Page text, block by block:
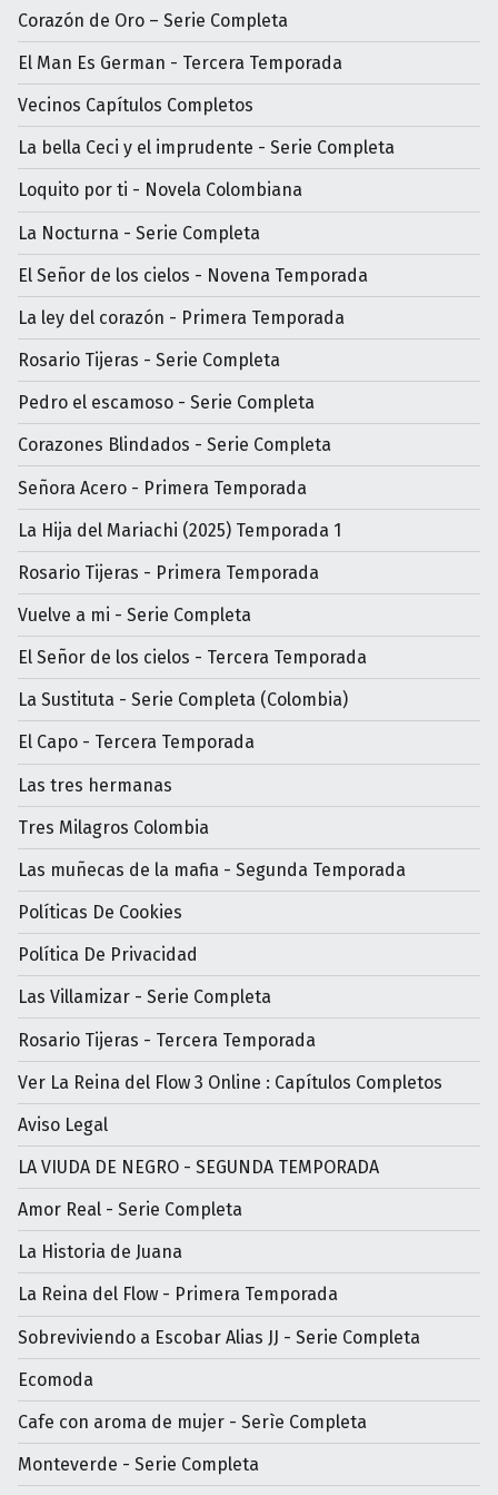
Corazón de Oro – Serie Completa
El Man Es German - Tercera Temporada
Vecinos Capítulos Completos
La bella Ceci y el imprudente - Serie Completa
Loquito por ti - Novela Colombiana
La Nocturna - Serie Completa
El Señor de los cielos - Novena Temporada
La ley del corazón - Primera Temporada
Rosario Tijeras - Serie Completa
Pedro el escamoso - Serie Completa
Corazones Blindados - Serie Completa
Señora Acero - Primera Temporada
La Hija del Mariachi (2025) Temporada 1
Rosario Tijeras - Primera Temporada
Vuelve a mi - Serie Completa
El Señor de los cielos - Tercera Temporada
La Sustituta - Serie Completa (Colombia)
El Capo - Tercera Temporada
Las tres hermanas
Tres Milagros Colombia
Las muñecas de la mafia - Segunda Temporada
Políticas De Cookies
Política De Privacidad
Las Villamizar - Serie Completa
Rosario Tijeras - Tercera Temporada
Ver La Reina del Flow 3 Online : Capítulos Completos
Aviso Legal
LA VIUDA DE NEGRO - SEGUNDA TEMPORADA
Amor Real - Serie Completa
La Historia de Juana
La Reina del Flow - Primera Temporada
Sobreviviendo a Escobar Alias JJ - Serie Completa
Ecomoda
Cafe con aroma de mujer - Serìe Completa
Monteverde - Serie Completa